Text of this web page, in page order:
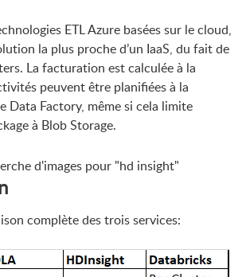
ETL Azure basées sur le cloud,
la plus proche d’un IaaS, du fait de
La facturation est calculée à la
peuvent être planifiées à la
Data Factory, même si cela limite
à Blob Storage.
complète des trois services: